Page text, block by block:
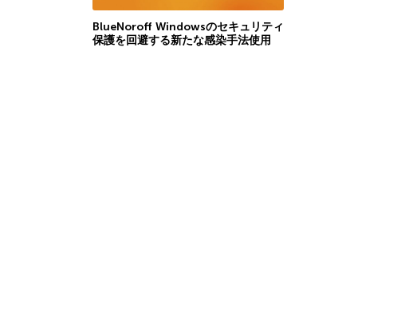
BlueNoroff Windowsのセキュリティ
保護を回避する新たな感染手法使用